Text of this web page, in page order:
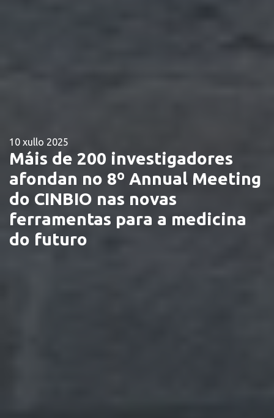
10 xullo 2025
Máis de 200 investigadores
afondan no 8º Annual Meeting
do CINBIO nas novas
ferramentas para a medicina
do futuro